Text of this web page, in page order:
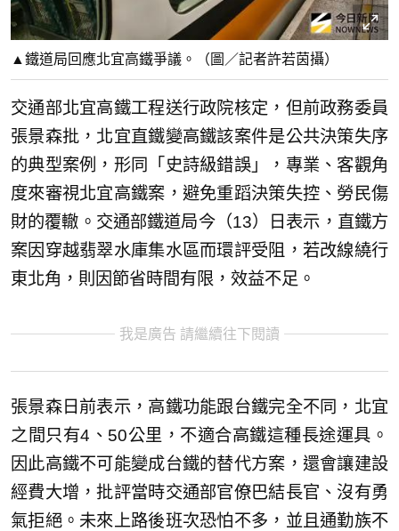
▲鐵道局回應北宜高鐵爭議。（圖／記者許若茵攝）
交通部北宜高鐵工程送行政院核定，但前政務委員
張景森批，北宜直鐵變高鐵該案件是公共決策失序
的典型案例，形同「史詩級錯誤」，專業、客觀角
度來審視北宜高鐵案，避免重蹈決策失控、勞民傷
財的覆轍。交通部鐵道局今（13）日表示，直鐵方
案因穿越翡翠水庫集水區而環評受阻，若改線繞行
東北角，則因節省時間有限，效益不足。
我是廣告 請繼續往下閱讀
張景森日前表示，高鐵功能跟台鐵完全不同，北宜
之間只有4、50公里，不適合高鐵這種長途運具。
因此高鐵不可能變成台鐵的替代方案，還會讓建設
經費大增，批評當時交通部官僚巴結長官、沒有勇
氣拒絕。未來上路後班次恐怕不多，並且通勤族不